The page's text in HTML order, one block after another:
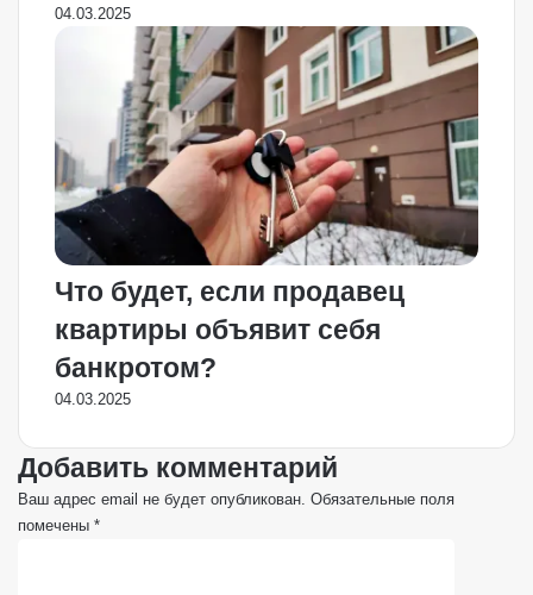
04.03.2025
Что будет, если продавец
квартиры объявит себя
банкротом?
04.03.2025
Добавить комментарий
Ваш адрес email не будет опубликован. Обязательные поля
помечены *